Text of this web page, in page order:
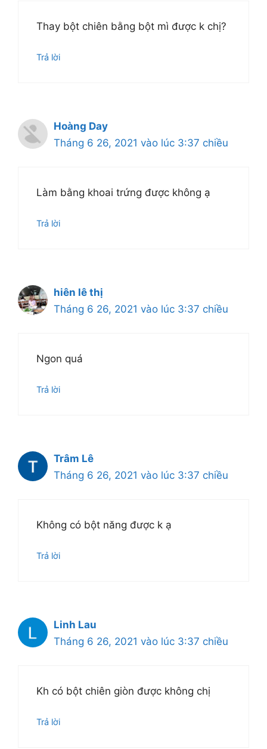
Thay bột chiên bằng bột mì được k chị?
Trả lời
Hoàng Day
Tháng 6 26, 2021 vào lúc 3:37 chiều
Làm bằng khoai trứng được không ạ
Trả lời
hiên lê thị
Tháng 6 26, 2021 vào lúc 3:37 chiều
Ngon quá
Trả lời
Trâm Lê
Tháng 6 26, 2021 vào lúc 3:37 chiều
Không có bột năng được k ạ
Trả lời
Linh Lau
Tháng 6 26, 2021 vào lúc 3:37 chiều
Kh có bột chiên giòn được không chị
Trả lời